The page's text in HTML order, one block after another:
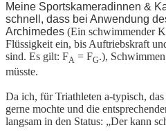
Meine Sportskameradinnen &
schnell, dass bei Anwendung
Archimedes (Ein schwimmender
Flüssigkeit ein, bis Auftriebskraft
sind. Es gilt: FA = FG.),
müsste.
Da ich, für Triathleten a-typisch,
gerne mochte und die
langsam in den Status: „Der kann